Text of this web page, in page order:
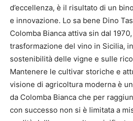
d’eccellenza, è il risultato di un
e innovazione. Lo sa bene Dino
Colomba Bianca attiva sin dal
trasformazione del vino in Sicilia,
sostenibilità delle vigne e sulle
Mantenere le cultivar storiche e
visione di agricoltura moderna è
da Colomba Bianca che per
con successo non si è limitata a